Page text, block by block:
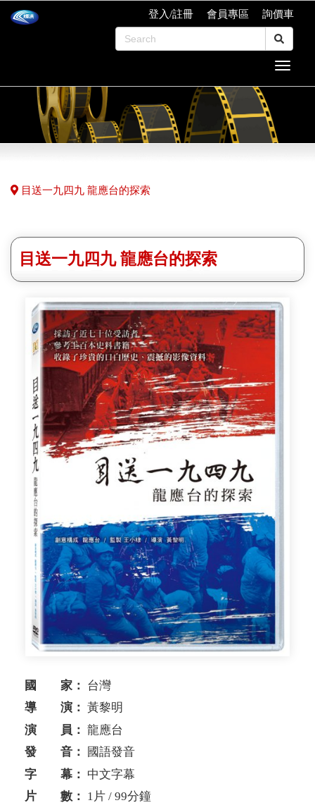
登入/註冊 會員專區 詢價車
目送一九四九 龍應台的探索
目送一九四九 龍應台的探索
國 家： 台灣
導 演： 黃黎明
演 員： 龍應台
發 音：
國語發音
字 幕： 中文字幕
片 數： 1片 / 99分鐘